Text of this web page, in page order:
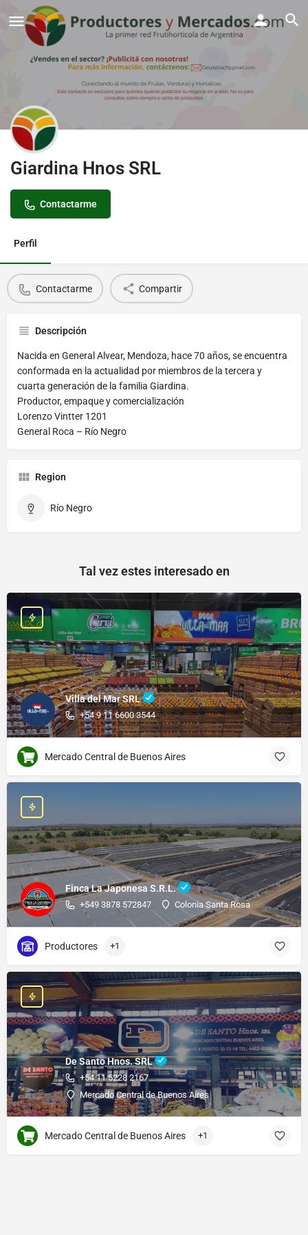
Giardina Hnos SRL
Contactarme
Perfil
Contactarme Compartir
Descripción
Nacida en General Alvear, Mendoza, hace 70 años, se encuentra
conformada en la actualidad por miembros de la tercera y
cuarta generación de la familia Giardina.
Productor, empaque y comercialización
Lorenzo Vintter 1201
General Roca – Río Negro
Region
Río Negro
Tal vez estes interesado en
Villa del Mar SRL
+54 9 11 6600 3544
Mercado Central de Buenos Aires
Finca La Japonesa S.R.L.
+549 3878 572847 Colonia Santa Rosa
Productores +1
De Santo Hnos. SRL
+54 11 5228 2167
Mercado Central de Buenos Aires
Mercado Central de Buenos Aires +1